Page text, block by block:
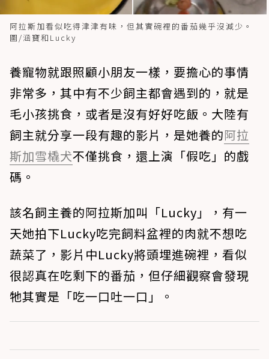
阿拉斯加看似吃得津津有味，但其實碗裡的番茄幾乎沒減少。
圖/涵寶和Lucky
養寵物就跟照顧小朋友一樣，要擔心的事情
非常多，其中有不少飼主都會遇到的，就是
毛小孩挑食，或者是沒有好好吃飯。大陸有
飼主就分享一段有趣的影片，是她養的阿拉
斯加雪橇犬不僅挑食，還上演「假吃」的戲
碼。
該名飼主養的阿拉斯加叫「Lucky」，有一
天她拍下Lucky吃完飼料盆裡的肉就不想吃
蔬菜了，影片中Lucky將頭埋進碗裡，看似
很認真在吃剩下的番茄，但仔細觀察會發現
牠其實是「吃一口吐一口」。